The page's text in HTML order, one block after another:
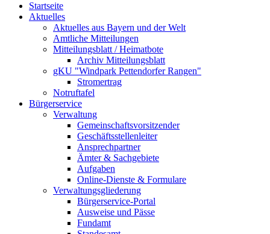
Startseite
Aktuelles
Aktuelles aus Bayern und der Welt
Amtliche Mitteilungen
Mitteilungsblatt / Heimatbote
Archiv Mitteilungsblatt
gKU "Windpark Pettendorfer Rangen"
Stromertrag
Notruftafel
Bürgerservice
Verwaltung
Gemeinschaftsvorsitzender
Geschäftsstellenleiter
Ansprechpartner
Ämter & Sachgebiete
Aufgaben
Online-Dienste & Formulare
Verwaltungsgliederung
Bürgerservice-Portal
Ausweise und Pässe
Fundamt